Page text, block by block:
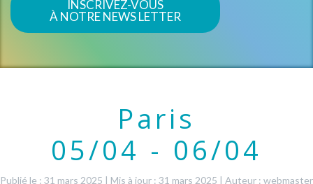
INSCRIVEZ-VOUS
À NOTRE NEWS LETTER
Paris
05/04 - 06/04
Publié le : 31 mars 2025 | Mis à jour : 31 mars 2025 | Auteur : webmaster